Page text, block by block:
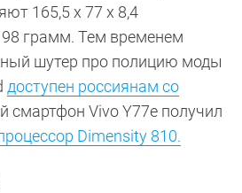
165,5 х 77 х 8,4
грамм. Тем временем
шутер про полицию моды
доступен россиянам со
смартфон Vivo Y77e получил
Dimensity 810.